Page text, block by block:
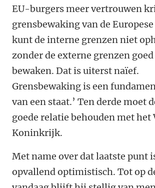
EU-burgers meer vertrouwen
grensbewaking van de Europese
kunt de interne grenzen niet
zonder de externe grenzen goed
bewaken. Dat is uiterst naïef.
Grensbewaking is een
van een staat.’ Ten derde moet
goede relatie behouden met het
Koninkrijk.
Met name over dat laatste punt
opvallend optimistisch. Tot op